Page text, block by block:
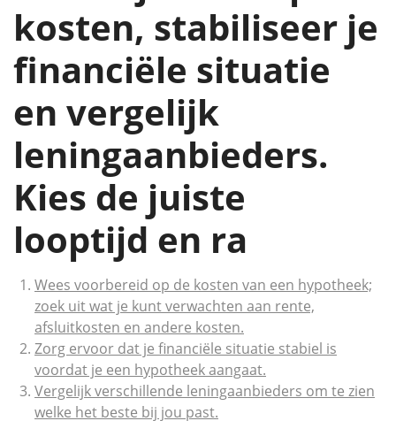
kosten, stabiliseer je
financiële situatie
en vergelijk
leningaanbieders.
Kies de juiste
looptijd en ra
Wees voorbereid op de kosten van een hypotheek;
zoek uit wat je kunt verwachten aan rente,
afsluitkosten en andere kosten.
Zorg ervoor dat je financiële situatie stabiel is
voordat je een hypotheek aangaat.
Vergelijk verschillende leningaanbieders om te zien
welke het beste bij jou past.